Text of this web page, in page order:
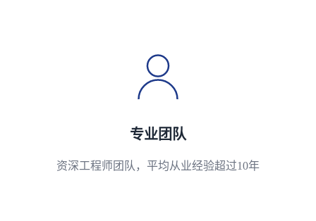
专业团队
资深工程师团队，平均从业经验超过10年